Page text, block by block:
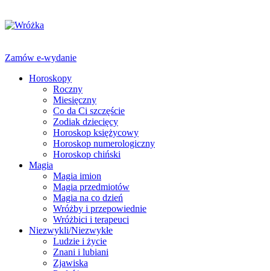
Zamów e-wydanie
Horoskopy
Roczny
Miesięczny
Co da Ci szczęście
Zodiak dziecięcy
Horoskop księżycowy
Horoskop numerologiczny
Horoskop chiński
Magia
Magia imion
Magia przedmiotów
Magia na co dzień
Wróżby i przepowiednie
Wróżbici i terapeuci
Niezwykli/Niezwykłe
Ludzie i życie
Znani i lubiani
Zjawiska